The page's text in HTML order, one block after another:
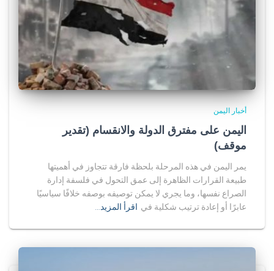
أخبار اليمن
اليمن على مفترق الدولة والانقسام (تقدير
موقف)
يمر اليمن في هذه المرحلة بلحظة فارقة تتجاوز في أهميتها
طبيعة القرارات الظاهرة إلى عمق التحول في فلسفة إدارة
الصراع نفسها، وما يجري لا يمكن توصيفه بوصفه خلافًا سياسيًا
عابرًا أو إعادة ترتيب شكلية في اقرأ المزيد…